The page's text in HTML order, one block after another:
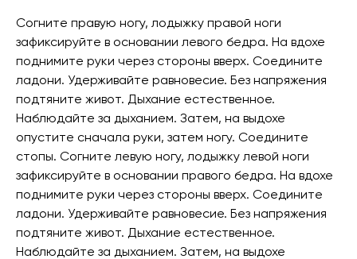
Согните правую ногу, лодыжку правой ноги
зафиксируйте в основании левого бедра. На вдохе
поднимите руки через стороны вверх. Соедините
ладони. Удерживайте равновесие. Без напряжения
подтяните живот. Дыхание естественное.
Наблюдайте за дыханием. Затем, на выдохе
опустите сначала руки, затем ногу. Соедините
стопы. Согните левую ногу, лодыжку левой ноги
зафиксируйте в основании правого бедра. На вдохе
поднимите руки через стороны вверх. Соедините
ладони. Удерживайте равновесие. Без напряжения
подтяните живот. Дыхание естественное.
Наблюдайте за дыханием. Затем, на выдохе